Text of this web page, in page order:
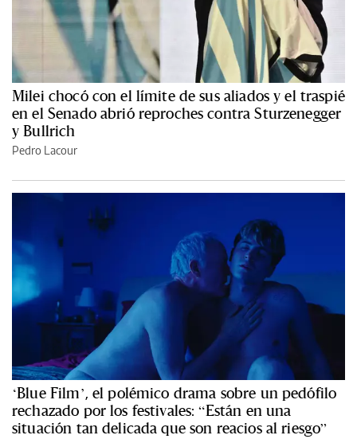
Milei chocó con el límite de sus aliados y el traspié
en el Senado abrió reproches contra Sturzenegger
y Bullrich
Pedro Lacour
‘Blue Film’, el polémico drama sobre un pedófilo
rechazado por los festivales: “Están en una
situación tan delicada que son reacios al riesgo”